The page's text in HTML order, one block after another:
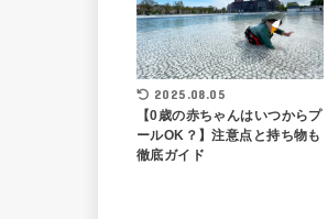
2025.08.05
【0歳の赤ちゃんはいつからプ
ールOK？】注意点と持ち物も
徹底ガイド